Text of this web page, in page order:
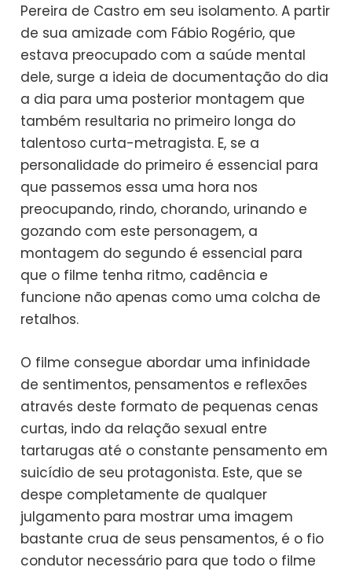
Pereira de Castro em seu isolamento. A partir
de sua amizade com Fábio Rogério, que
estava preocupado com a saúde mental
dele, surge a ideia de documentação do dia
a dia para uma posterior montagem que
também resultaria no primeiro longa do
talentoso curta-metragista. E, se a
personalidade do primeiro é essencial para
que passemos essa uma hora nos
preocupando, rindo, chorando, urinando e
gozando com este personagem, a
montagem do segundo é essencial para
que o filme tenha ritmo, cadência e
funcione não apenas como uma colcha de
retalhos.
O filme consegue abordar uma infinidade
de sentimentos, pensamentos e reflexões
através deste formato de pequenas cenas
curtas, indo da relação sexual entre
tartarugas até o constante pensamento em
suicídio de seu protagonista. Este, que se
despe completamente de qualquer
julgamento para mostrar uma imagem
bastante crua de seus pensamentos, é o fio
condutor necessário para que todo o filme